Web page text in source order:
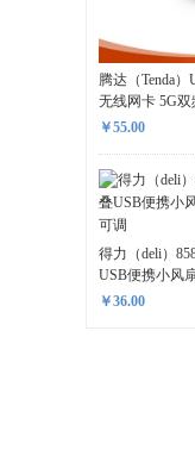
腾达（Tenda
无线网卡 5G
迷你mini 随身
￥55.00
得力（deli）
USB便携小风
调
￥36.00